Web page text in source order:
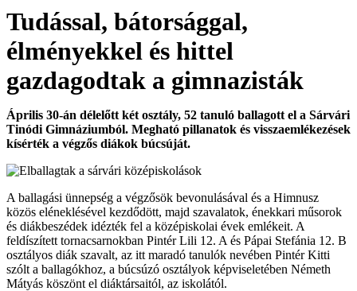
Tudással, bátorsággal,
élményekkel és hittel
gazdagodtak a gimnazisták
Április 30-án délelőtt két osztály, 52 tanuló ballagott el a Sárvári
Tinódi Gimnáziumból. Megható pillanatok és visszaemlékezések
kísérték a végzős diákok búcsúját.
A ballagási ünnepség a végzősök bevonulásával és a Himnusz
közös eléneklésével kezdődött, majd szavalatok, énekkari műsorok
és diákbeszédek idézték fel a középiskolai évek emlékeit. A
feldíszített tornacsarnokban Pintér Lili 12. A és Pápai Stefánia 12. B
osztályos diák szavalt, az itt maradó tanulók nevében Pintér Kitti
szólt a ballagókhoz, a búcsúzó osztályok képviseletében Németh
Mátyás köszönt el diáktársaitól, az iskolától.